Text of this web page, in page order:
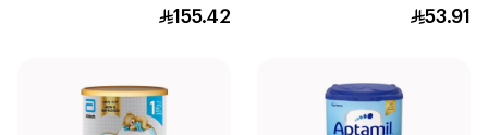
53.91
400جرام
155.42